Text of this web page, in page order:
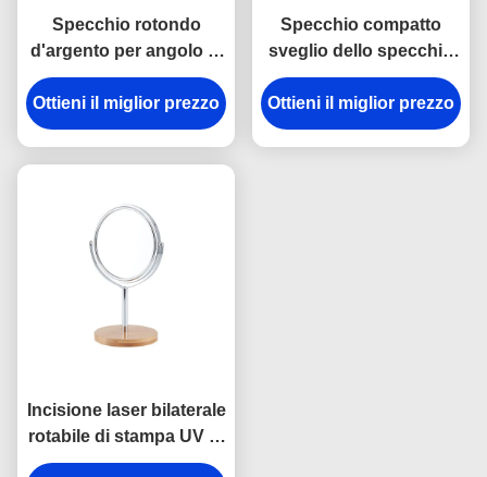
Specchio rotondo
d'argento per angolo di
vetro parteggiato
rotabile dello specchio
di trucco il doppio
Ottieni il miglior prezzo
Specchio compatto
sveglio dello specchio
cosmetico di cuoio della
Tabella dell'unità di
elaborazione piccolo
Ottieni il miglior prezzo
Incisione laser bilaterale
rotabile di stampa UV di
vetro dello specchio